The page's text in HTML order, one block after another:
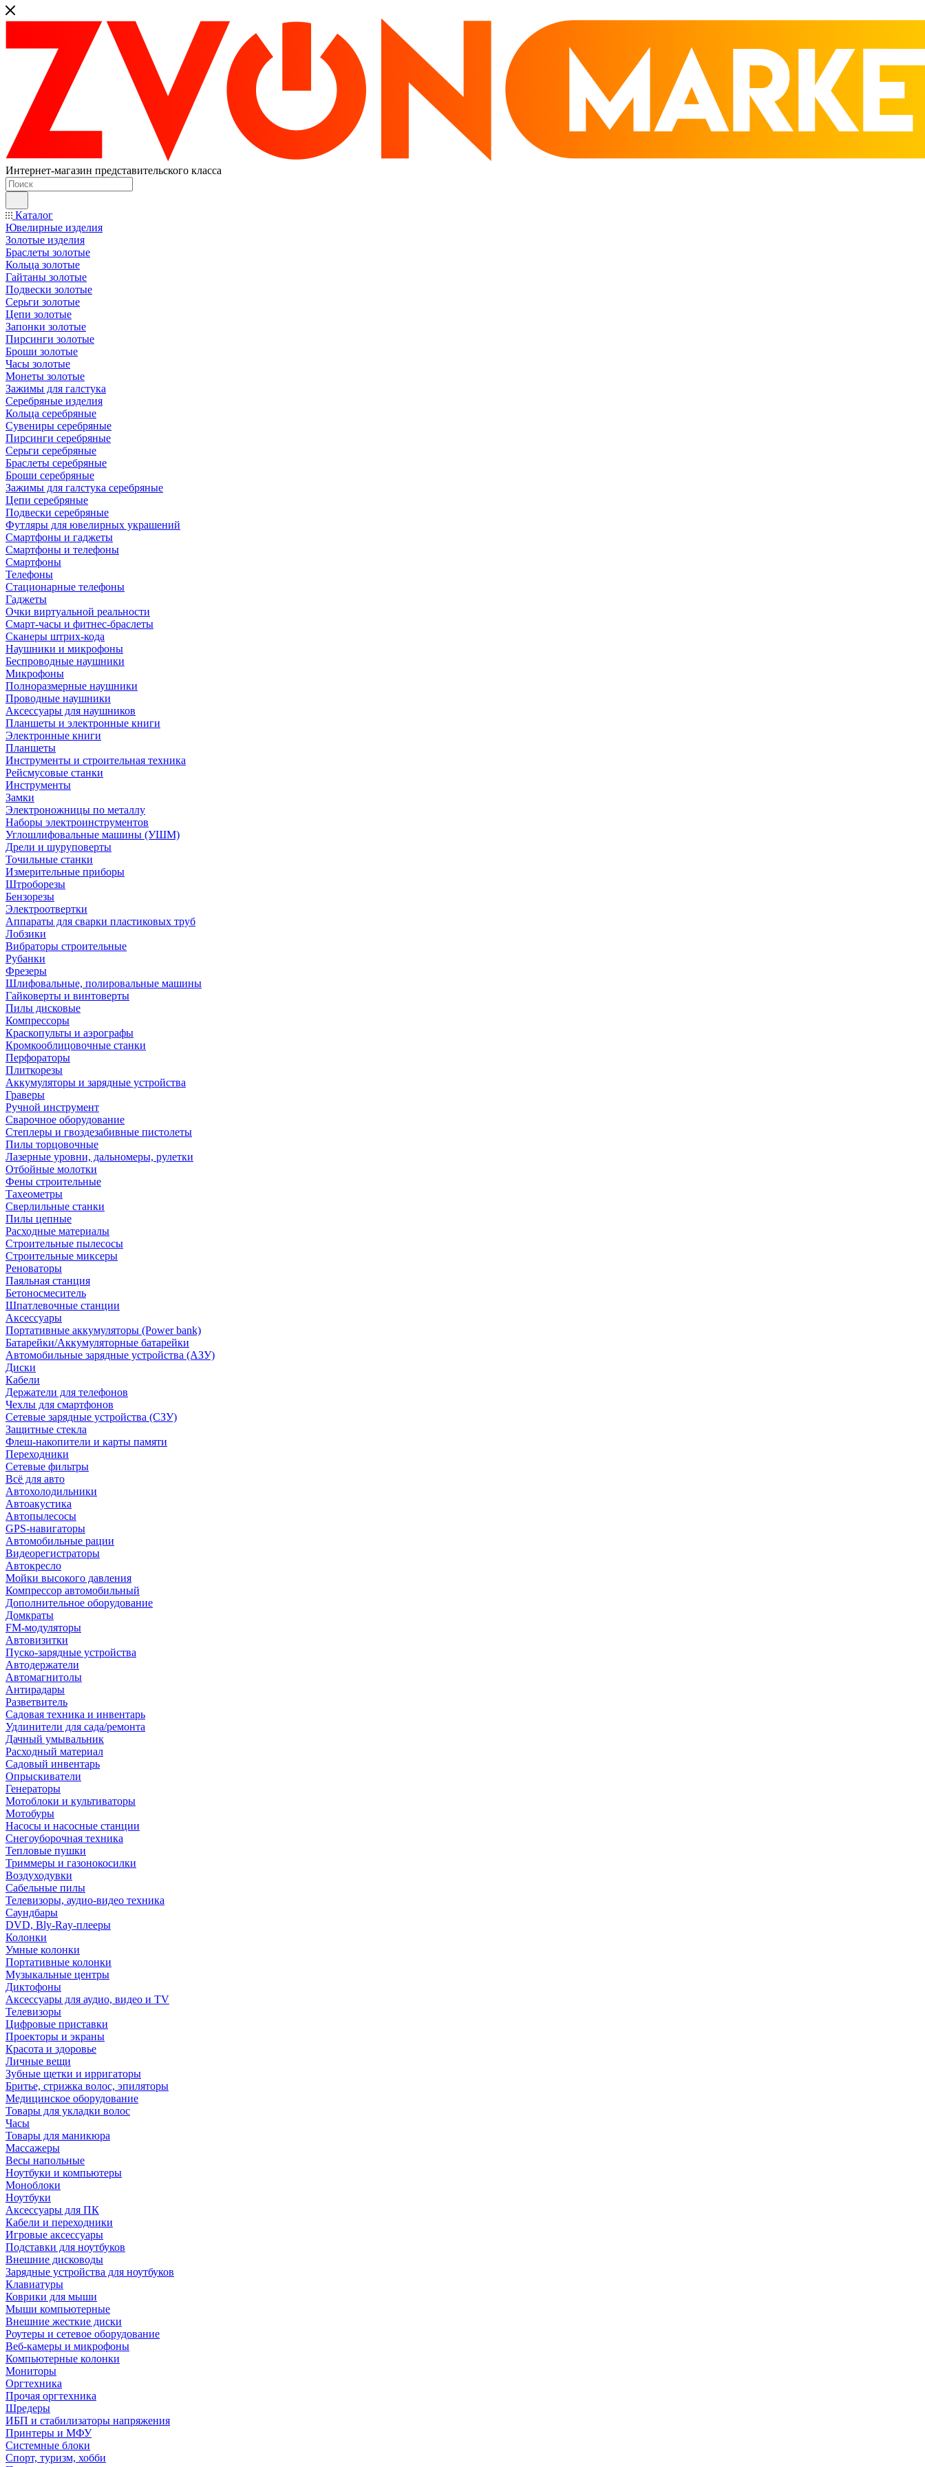
Интернет-магазин представительского класса
Каталог
Ювелирные изделия
Золотые изделия
Браслеты золотые
Кольца золотые
Гайтаны золотые
Подвески золотые
Серьги золотые
Цепи золотые
Запонки золотые
Пирсинги золотые
Броши золотые
Часы золотые
Монеты золотые
Зажимы для галстука
Серебряные изделия
Кольца серебряные
Сувениры серебряные
Пирсинги серебряные
Серьги серебряные
Браслеты серебряные
Броши серебряные
Зажимы для галстука серебряные
Цепи серебряные
Подвески серебряные
Футляры для ювелирных украшений
Смартфоны и гаджеты
Смартфоны и телефоны
Смартфоны
Телефоны
Стационарные телефоны
Гаджеты
Очки виртуальной реальности
Смарт-часы и фитнес-браслеты
Сканеры штрих-кода
Наушники и микрофоны
Беспроводные наушники
Микрофоны
Полноразмерные наушники
Проводные наушники
Аксессуары для наушников
Планшеты и электронные книги
Электронные книги
Планшеты
Инструменты и строительная техника
Рейсмусовые станки
Инструменты
Замки
Электроножницы по металлу
Наборы электроинструментов
Углошлифовальные машины (УШМ)
Дрели и шуруповерты
Точильные станки
Измерительные приборы
Штроборезы
Бензорезы
Электроотвертки
Аппараты для сварки пластиковых труб
Лобзики
Вибраторы строительные
Рубанки
Фрезеры
Шлифовальные, полировальные машины
Гайковерты и винтоверты
Пилы дисковые
Компрессоры
Краскопульты и аэрографы
Кромкооблицовочные станки
Перфораторы
Плиткорезы
Аккумуляторы и зарядные устройства
Граверы
Ручной инструмент
Сварочное оборудование
Степлеры и гвоздезабивные пистолеты
Пилы торцовочные
Лазерные уровни, дальномеры, рулетки
Отбойные молотки
Фены строительные
Тахеометры
Сверлильные станки
Пилы цепные
Расходные материалы
Строительные пылесосы
Строительные миксеры
Реноваторы
Паяльная станция
Бетоносмеситель
Шпатлевочные станции
Аксессуары
Портативные аккумуляторы (Power bank)
Батарейки/Аккумуляторные батарейки
Автомобильные зарядные устройства (АЗУ)
Диски
Кабели
Держатели для телефонов
Чехлы для смартфонов
Сетевые зарядные устройства (СЗУ)
Защитные стекла
Флеш-накопители и карты памяти
Переходники
Сетевые фильтры
Всё для авто
Автохолодильники
Автоакустика
Автопылесосы
GPS-навигаторы
Автомобильные рации
Видеорегистраторы
Автокресло
Мойки высокого давления
Компрессор автомобильный
Дополнительное оборудование
Домкраты
FM-модуляторы
Автовизитки
Пуско-зарядные устройства
Автодержатели
Автомагнитолы
Антирадары
Разветвитель
Садовая техника и инвентарь
Удлинители для сада/ремонта
Дачный умывальник
Расходный материал
Садовый инвентарь
Опрыскиватели
Генераторы
Мотоблоки и культиваторы
Мотобуры
Насосы и насосные станции
Снегоуборочная техника
Тепловые пушки
Триммеры и газонокосилки
Воздуходувки
Сабельные пилы
Телевизоры, аудио-видео техника
Саундбары
DVD, Bly-Ray-плееры
Колонки
Умные колонки
Портативные колонки
Музыкальные центры
Диктофоны
Аксессуары для аудио, видео и TV
Телевизоры
Цифровые приставки
Проекторы и экраны
Красота и здоровье
Личные вещи
Зубные щетки и ирригаторы
Бритье, стрижка волос, эпиляторы
Медицинское оборудование
Товары для укладки волос
Часы
Товары для маникюра
Массажеры
Весы напольные
Ноутбуки и компьютеры
Моноблоки
Ноутбуки
Аксессуары для ПК
Кабели и переходники
Игровые аксессуары
Подставки для ноутбуков
Внешние дисководы
Зарядные устройства для ноутбуков
Клавиатуры
Коврики для мыши
Мыши компьютерные
Внешние жесткие диски
Роутеры и сетевое оборудование
Веб-камеры и микрофоны
Компьютерные колонки
Мониторы
Оргтехника
Прочая оргтехника
Шредеры
ИБП и стабилизаторы напряжения
Принтеры и МФУ
Системные блоки
Спорт, туризм, хобби